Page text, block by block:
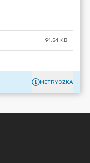
91.54 KB
METRYCZKA